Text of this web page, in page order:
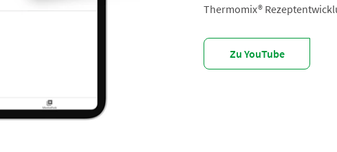
Thermomix®
Zu YouTube